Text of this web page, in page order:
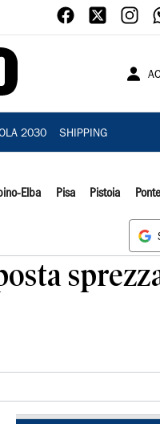
2030 SHIPPING
Elba Pisa Pistoia